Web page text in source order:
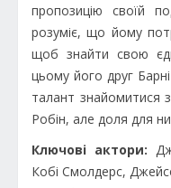
пропозицію своїй
розуміє, що йому
щоб знайти свою
цьому його друг
талант знайомитися
Робін, але доля для
Ключові актори:
Кобі Смолдерс,